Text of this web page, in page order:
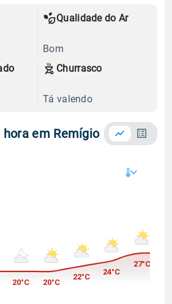
Qualidade do Ar
Bom
Churrasco
Tá valendo
em Remígio